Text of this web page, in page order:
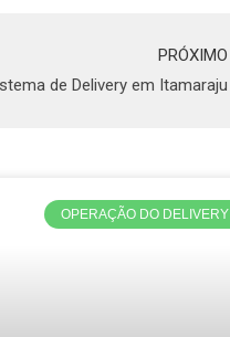
PRÓXIMO
de Delivery em Itamaraju
OPERAÇÃO DO DELIVERY